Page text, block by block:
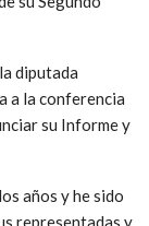
diputada
a la conferencia
su Informe y
años y he sido
representadas y